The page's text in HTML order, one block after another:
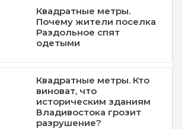
Квадратные метры.
Почему жители поселка
Раздольное спят
одетыми
Квадратные метры. Кто
виноват, что
историческим зданиям
Владивостока грозит
разрушение?